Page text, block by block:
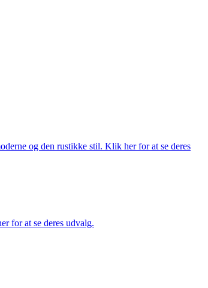
og den rustikke stil. Klik her for at se deres
for at se deres udvalg.